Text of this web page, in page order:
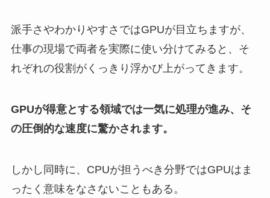
派手さやわかりやすさではGPUが目立ちますが、
仕事の現場で両者を実際に使い分けてみると、そ
れぞれの役割がくっきり浮かび上がってきます。
GPUが得意とする領域では一気に処理が進み、そ
の圧倒的な速度に驚かされます。
しかし同時に、CPUが担うべき分野ではGPUはま
ったく意味をなさないこともある。